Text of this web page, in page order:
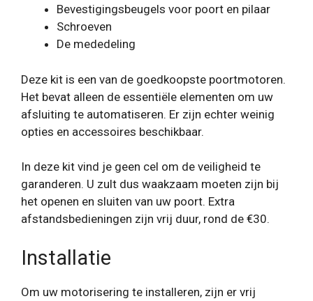
Bevestigingsbeugels voor poort en pilaar
Schroeven
De mededeling
Deze kit is een van de goedkoopste poortmotoren.
Het bevat alleen de essentiële elementen om uw
afsluiting te automatiseren. Er zijn echter weinig
opties en accessoires beschikbaar.
In deze kit vind je geen cel om de veiligheid te
garanderen. U zult dus waakzaam moeten zijn bij
het openen en sluiten van uw poort. Extra
afstandsbedieningen zijn vrij duur, rond de €30.
Installatie
Om uw motorisering te installeren, zijn er vrij